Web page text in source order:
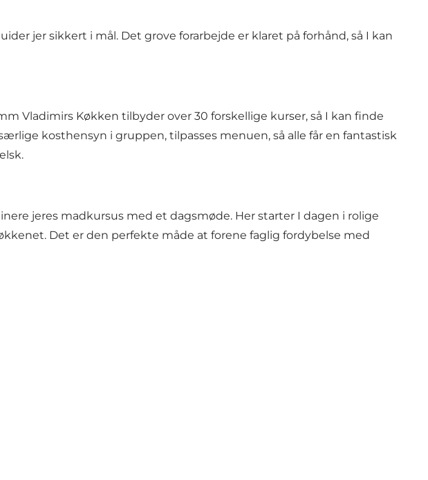
jer sikkert i mål. Det grove forarbejde er klaret på forhånd, så I kan
Vladimirs Køkken tilbyder over 30 forskellige kurser, så I kan finde
kosthensyn i gruppen, tilpasses menuen, så alle får en fantastisk
jeres madkursus med et dagsmøde. Her starter I dagen i rolige
Det er den perfekte måde at forene faglig fordybelse med